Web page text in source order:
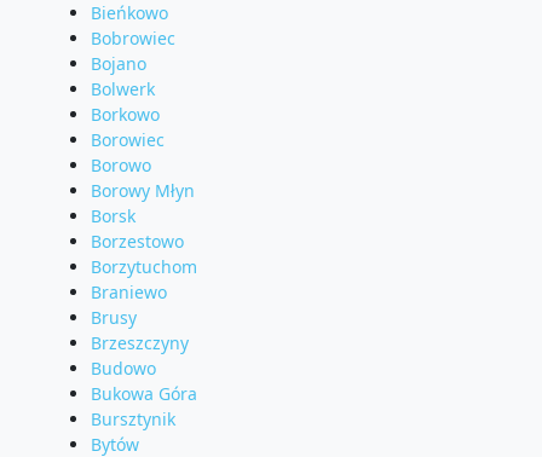
Bieńkowo
Bobrowiec
Bojano
Bolwerk
Borkowo
Borowiec
Borowo
Borowy Młyn
Borsk
Borzestowo
Borzytuchom
Braniewo
Brusy
Brzeszczyny
Budowo
Bukowa Góra
Bursztynik
Bytów